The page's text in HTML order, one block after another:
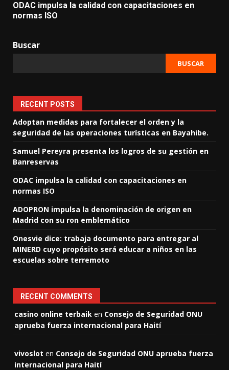
ODAC impulsa la calidad con capacitaciones en
normas ISO
Buscar
BUSCAR
RECENT POSTS
Adoptan medidas para fortalecer el orden y la
seguridad de las operaciones turísticas en Bayahibe.
Samuel Pereyra presenta los logros de su gestión en
Banreservas
ODAC impulsa la calidad con capacitaciones en
normas ISO
ADOPRON impulsa la denominación de origen en
Madrid con su ron emblemático
Onesvie dice: trabaja documento para entregar al
MINERD cuyo propósito será educar a niños en las
escuelas sobre terremoto
RECENT COMMENTS
casino online terbaik en Consejo de Seguridad ONU
aprueba fuerza internacional para Haití
vivoslot en Consejo de Seguridad ONU aprueba fuerza
internacional para Haití